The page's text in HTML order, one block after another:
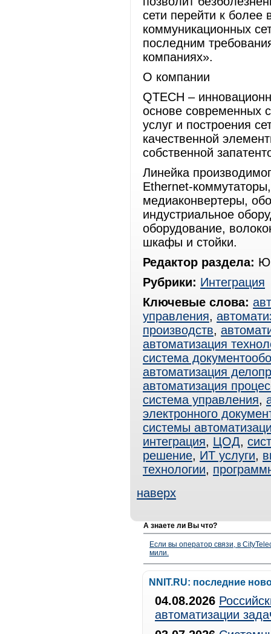
сети перейти к более
коммуникационных
последним
компаниях».
О компании
QTECH –
основе современных
услуг и построения
качественной
собственной
Линейка
Ethernet-
медиаконвертеры,
индустриальное
оборудование,
шкафы и стойки.
Редактор раздела:
Рубрики: Интеграция
Ключевые слова:
управления,
производств,
автоматизация
система
автоматизация
автоматизация
система управления,
электронного
системы
интеграция, ЦОД,
решение, ИТ услуги,
технологии,
наверх
А знаете ли Вы что?
Если вы оператор связи, в
мили.
NNIT.RU: последние
04.08.2026
автоматизации